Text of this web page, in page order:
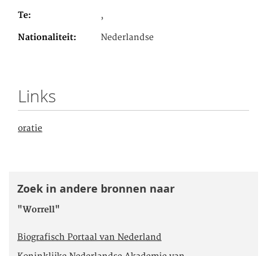
Te ,
Nationaliteit Nederlandse
Links
oratie
Zoek in andere bronnen naar
"Worrell"
Biografisch Portaal van Nederland